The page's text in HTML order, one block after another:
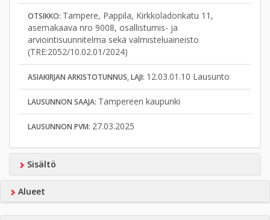
OTSIKKO: Tampere, Pappila, Kirkkoladonkatu 11,
asemakaava nro 9008, osallistumis- ja
arviointisuunnitelma sekä valmisteluaineisto
(TRE:2052/10.02.01/2024)
ASIAKIRJAN ARKISTOTUNNUS, LAJI: 12.03.01.10 Lausunto
LAUSUNNON SAAJA: Tampereen kaupunki
LAUSUNNON PVM: 27.03.2025
Sisältö
Alueet